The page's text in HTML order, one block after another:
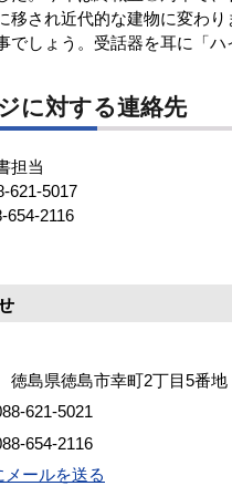
移され近代的な建物に変わ
でしょう。受話器を耳に「
に対する連絡先
担当
621-5017
2116
島県徳島市幸町2丁目5番地
621-5021
654-2116
メールを送る